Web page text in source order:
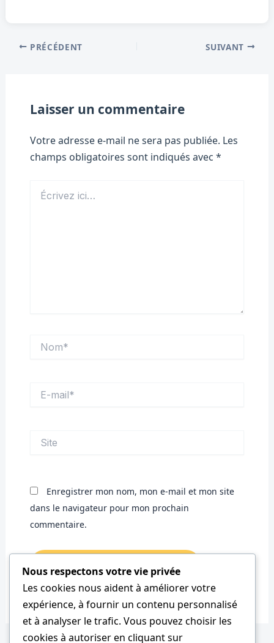
PRÉCÉDENT SUIVANT
Laisser un commentaire
Votre adresse e-mail ne sera pas publiée. Les
champs obligatoires sont indiqués avec *
ici…
mail*
Enregistrer mon nom, mon e-mail et mon site
dans le navigateur pour mon prochain
commentaire.
Nous respectons votre vie privée
Les cookies nous aident à améliorer votre
expérience, à fournir un contenu personnalisé
et à analyser le trafic. Vous pouvez choisir les
cookies à autoriser en cliquant sur